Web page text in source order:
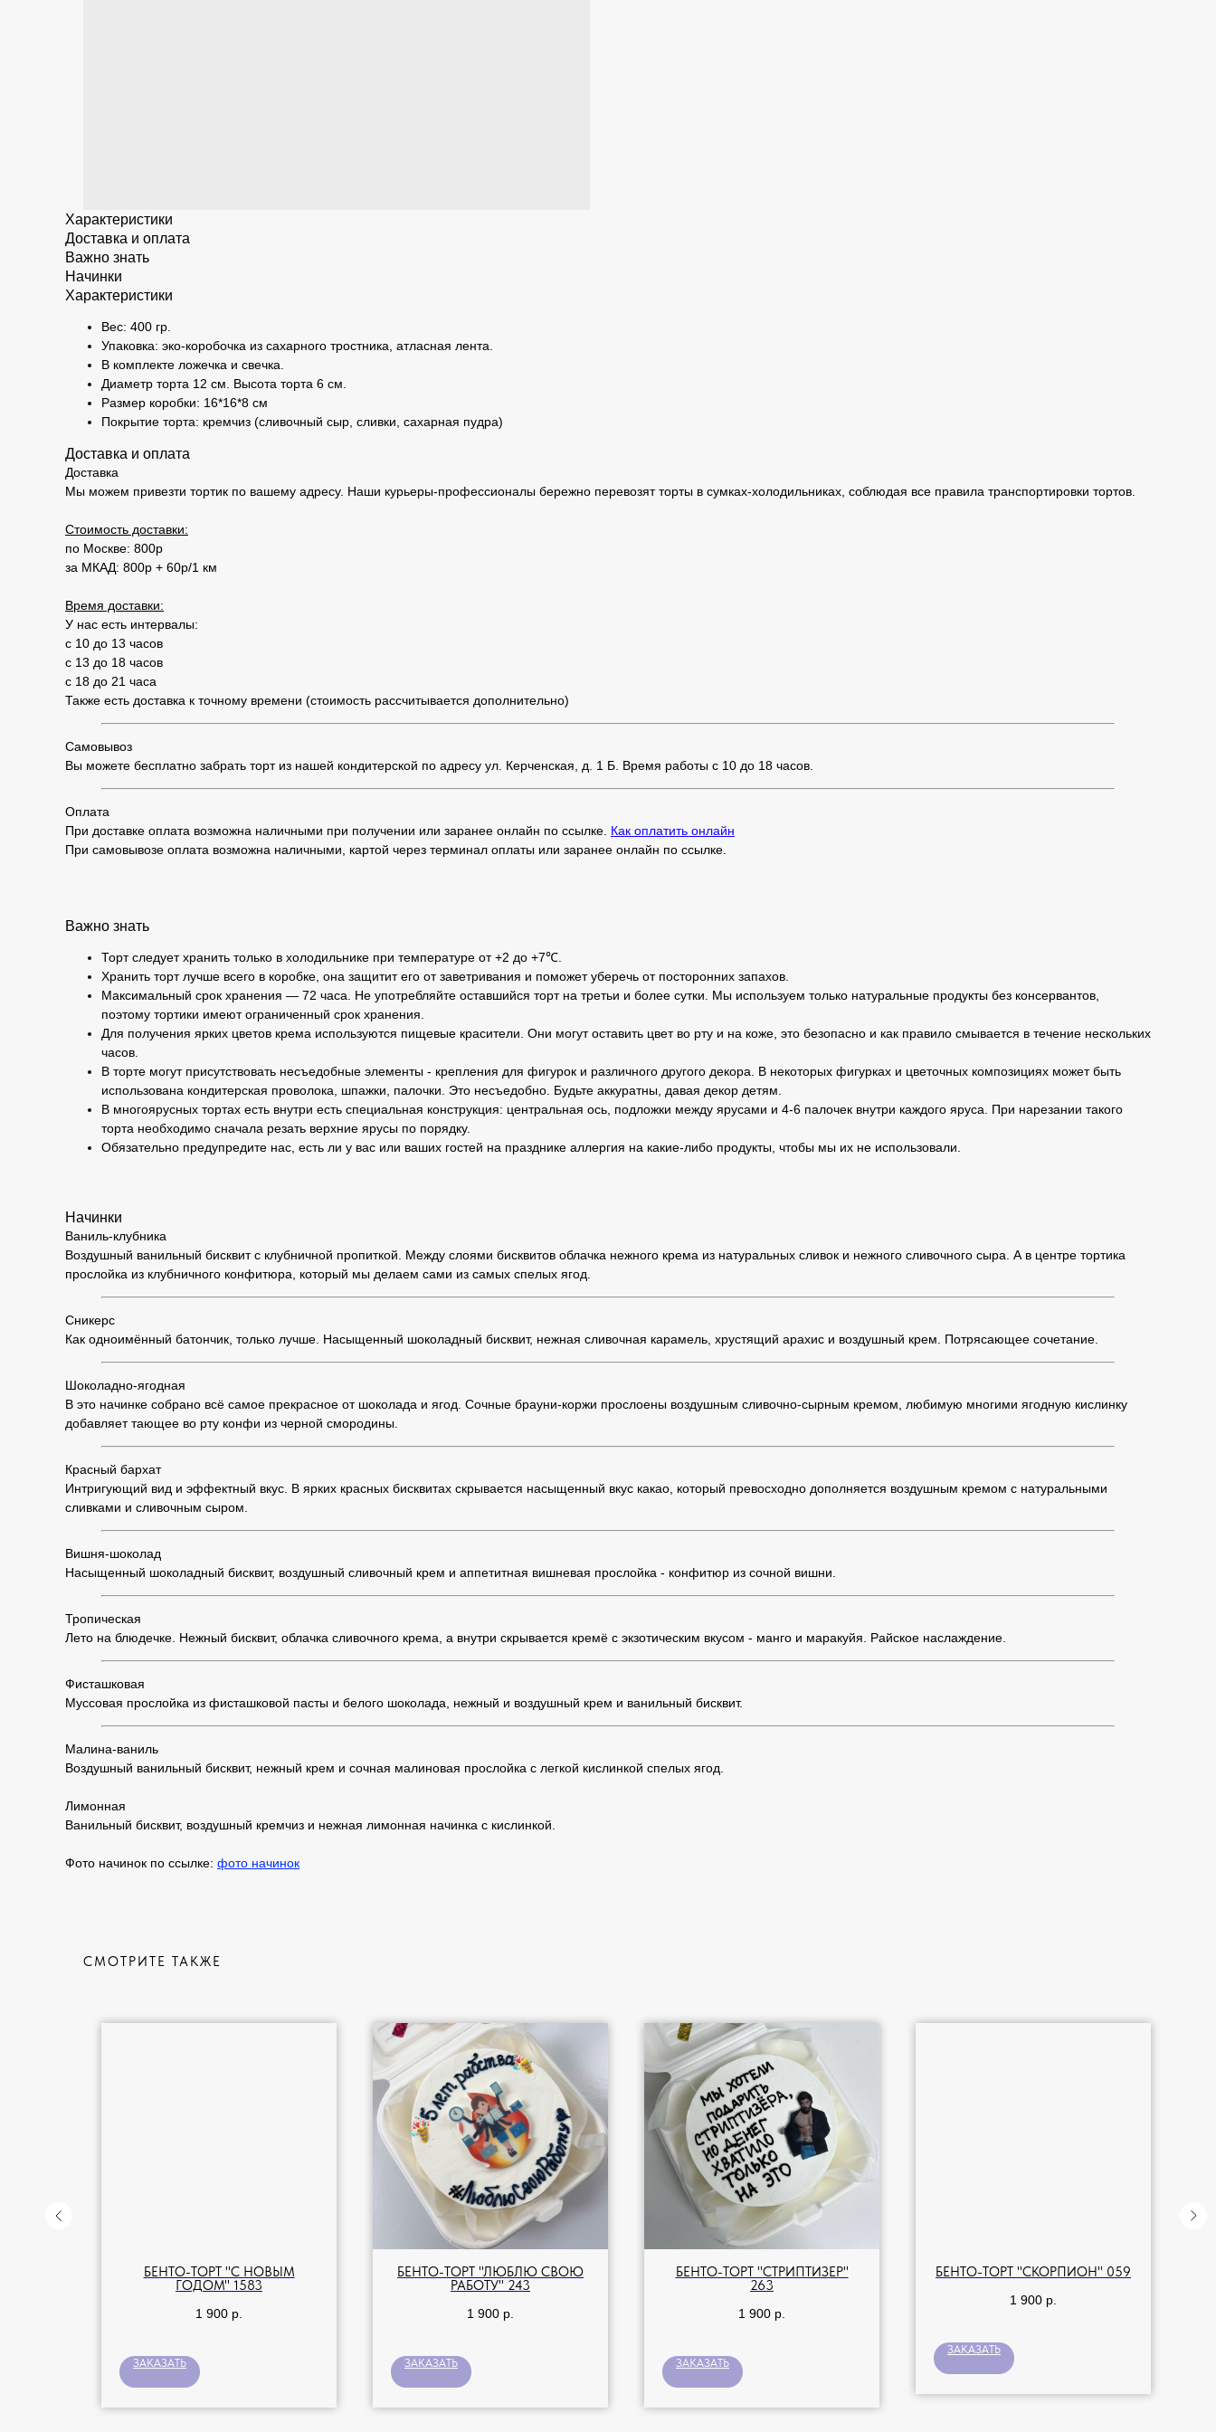
Характеристики
Доставка и оплата
Важно знать
Начинки
Характеристики
Вес: 400 гр.
Упаковка: эко-коробочка из сахарного тростника, атласная лента.
В комплекте ложечка и свечка.
Диаметр торта 12 см. Высота торта 6 см.
Размер коробки: 16*16*8 см
Покрытие торта: кремчиз (сливочный сыр, сливки, сахарная пудра)
Доставка и оплата
Доставка
Мы можем привезти тортик по вашему адресу. Наши курьеры-профессионалы бережно перевозят торты в сумках-холодильниках, соблюдая все правила транспортировки тортов.
Стоимость доставки:
по Москве: 800р
за МКАД: 800р + 60р/1 км
Время доставки:
У нас есть интервалы:
с 10 до 13 часов
с 13 до 18 часов
с 18 до 21 часа
Также есть доставка к точному времени (стоимость рассчитывается дополнительно)
Самовывоз
Вы можете бесплатно забрать торт из нашей кондитерской по адресу ул. Керченская, д. 1 Б. Время работы с 10 до 18 часов.
Оплата
При доставке оплата возможна наличными при получении или заранее онлайн по ссылке. Как оплатить онлайн
При самовывозе оплата возможна наличными, картой через терминал оплаты или заранее онлайн по ссылке.
Важно знать
Торт следует хранить только в холодильнике при температуре от +2 до +7℃.
Хранить торт лучше всего в коробке, она защитит его от заветривания и поможет уберечь от посторонних запахов.
Максимальный срок хранения — 72 часа. Не употребляйте оставшийся торт на третьи и более сутки. Мы используем только натуральные продукты без консервантов,
поэтому тортики имеют ограниченный срок хранения.
Для получения ярких цветов крема используются пищевые красители. Они могут оставить цвет во рту и на коже, это безопасно и как правило смывается в течение нескольких
часов.
В торте могут присутствовать несъедобные элементы - крепления для фигурок и различного другого декора. В некоторых фигурках и цветочных композициях может быть
использована кондитерская проволока, шпажки, палочки. Это несъедобно. Будьте аккуратны, давая декор детям.
В многоярусных тортах есть внутри есть специальная конструкция: центральная ось, подложки между ярусами и 4-6 палочек внутри каждого яруса. При нарезании такого
торта необходимо сначала резать верхние ярусы по порядку.
Обязательно предупредите нас, есть ли у вас или ваших гостей на празднике аллергия на какие-либо продукты, чтобы мы их не использовали.
Начинки
Ваниль-клубника
Воздушный ванильный бисквит с клубничной пропиткой. Между слоями бисквитов облачка нежного крема из натуральных сливок и нежного сливочного сыра. А в центре тортика
прослойка из клубничного конфитюра, который мы делаем сами из самых спелых ягод.
Сникерс
Как одноимённый батончик, только лучше. Насыщенный шоколадный бисквит, нежная сливочная карамель, хрустящий арахис и воздушный крем. Потрясающее сочетание.
Шоколадно-ягодная
В это начинке собрано всё самое прекрасное от шоколада и ягод. Сочные брауни-коржи прослоены воздушным сливочно-сырным кремом, любимую многими ягодную кислинку
добавляет тающее во рту конфи из черной смородины.
Красный бархат
Интригующий вид и эффектный вкус. В ярких красных бисквитах скрывается насыщенный вкус какао, который превосходно дополняется воздушным кремом с натуральными
сливками и сливочным сыром.
Вишня-шоколад
Насыщенный шоколадный бисквит, воздушный сливочный крем и аппетитная вишневая прослойка - конфитюр из сочной вишни.
Тропическая
Лето на блюдечке. Нежный бисквит, облачка сливочного крема, а внутри скрывается кремё с экзотическим вкусом - манго и маракуйя. Райское наслаждение.
Фисташковая
Муссовая прослойка из фисташковой пасты и белого шоколада, нежный и воздушный крем и ванильный бисквит.
Малина-ваниль
Воздушный ванильный бисквит, нежный крем и сочная малиновая прослойка с легкой кислинкой спелых ягод.
Лимонная
Ванильный бисквит, воздушный кремчиз и нежная лимонная начинка с кислинкой.
Фото начинок по ссылке: фото начинок
СМОТРИТЕ ТАКЖЕ
БЕНТО-ТОРТ "С НОВЫМ
ГОДОМ" 1583
1 900 р.
ЗАКАЗАТЬ
БЕНТО-ТОРТ "ЛЮБЛЮ СВОЮ
РАБОТУ" 243
1 900 р.
ЗАКАЗАТЬ
БЕНТО-ТОРТ "СТРИПТИЗЁР"
263
1 900 р.
ЗАКАЗАТЬ
БЕНТО-ТОРТ "СКОРПИОН" 059
1 900 р.
ЗАКАЗАТЬ